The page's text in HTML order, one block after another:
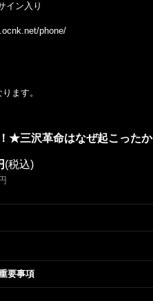
イン入り
phone/
ます。
★三沢革命はなぜ起こったか
(税込)
要事項